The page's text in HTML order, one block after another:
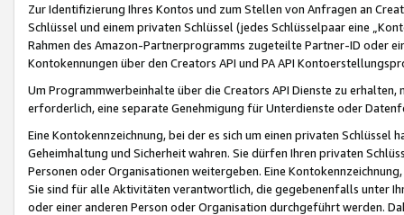
Zur Identifizierung Ihres Kontos und zum Stellen von Anfragen an
Schlüssel und einem privaten Schlüssel (jedes Schlüsselpaar eine
Rahmen des Amazon-Partnerprogramms zugeteilte Partner-ID oder
Kontokennungen über den Creators API und PA API
Um Programmwerbeinhalte über die Creators API Dienste zu
erforderlich, eine separate Genehmigung für Unterdienste oder
Eine Kontokennzeichnung, bei der es sich um einen privaten
Geheimhaltung und Sicherheit wahren. Sie dürfen Ihren privaten
Personen oder Organisationen weitergeben. Eine
Sie sind für alle Aktivitäten verantwortlich, die gegebenenfalls unter
oder einer anderen Person oder Organisation durchgeführt werden.